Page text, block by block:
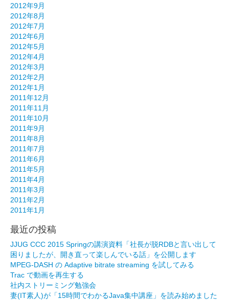
2012年9月
2012年8月
2012年7月
2012年6月
2012年5月
2012年4月
2012年3月
2012年2月
2012年1月
2011年12月
2011年11月
2011年10月
2011年9月
2011年8月
2011年7月
2011年6月
2011年5月
2011年4月
2011年3月
2011年2月
2011年1月
最近の投稿
JJUG CCC 2015 Springの講演資料「社長が脱RDBと言い出して
困りましたが、開き直って楽しんでいる話」を公開します
MPEG-DASH の Adaptive bitrate streaming を試してみる
Trac で動画を再生する
社内ストリーミング勉強会
妻(IT素人)が「15時間でわかるJava集中講座」を読み始めました